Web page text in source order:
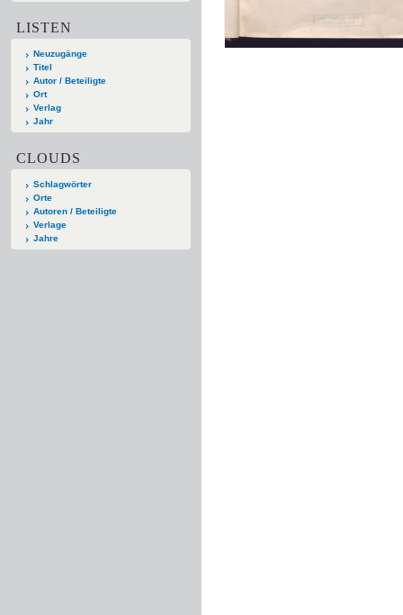
LISTEN
Neuzugänge
Titel
Autor / Beteiligte
Ort
Verlag
Jahr
CLOUDS
Schlagwörter
Orte
Autoren / Beteiligte
Verlage
Jahre